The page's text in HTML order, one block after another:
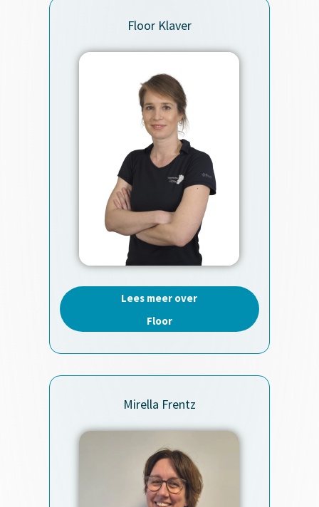
Floor Klaver
Lees meer over
Floor
Mirella Frentz